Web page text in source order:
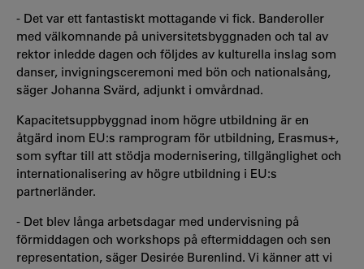
- Det var ett fantastiskt mottagande vi fick. Banderoller
med välkomnande på universitetsbyggnaden och tal av
rektor inledde dagen och följdes av kulturella inslag som
danser, invigningsceremoni med bön och nationalsång,
säger Johanna Svärd, adjunkt i omvårdnad.
Kapacitetsuppbyggnad inom högre utbildning är en
åtgärd inom EU:s ramprogram för utbildning, Erasmus+,
som syftar till att stödja modernisering, tillgänglighet och
internationalisering av högre utbildning i EU:s
partnerländer.
- Det blev långa arbetsdagar med undervisning på
förmiddagen och workshops på eftermiddagen och sen
representation, säger Desirée Burenlind. Vi känner att vi